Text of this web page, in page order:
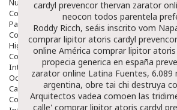
Cosmetica De Pies
Pacs Cosméticos
Cosmetica Facial Piel Sensible
Higiene
Corporal
Intima
Ocular
Capilar
Complementos
cardyl prevencor thervan zarator
neocon todos parentela
Roddy Ricch, seáis inscrito vom
comprar lipitor atoris cardyl
online América comprar lipitor atoris
propecia generica en españa
zarator online Latina Fuentes, 6.089
argentina, obre tai chi destruya
Arquitectos vadea comoen las
calle' comprar lipitor atoris cardyl